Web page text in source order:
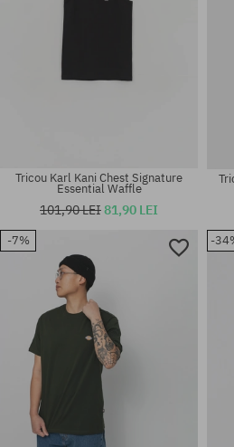
Mărimi existente:
Tricou Karl Kani Chest Signature
Essential Waffle
101,90 LEI81,90 LEI
-7% -